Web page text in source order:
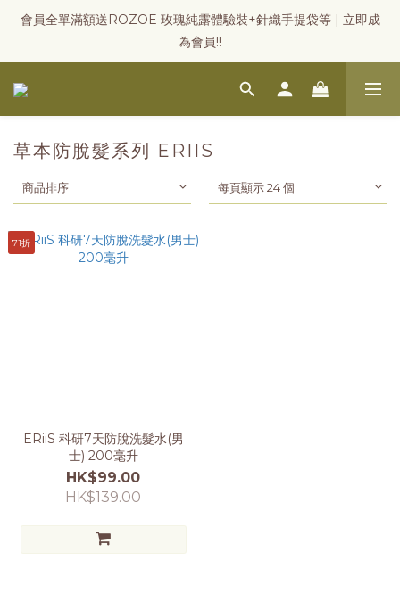
會員全單滿額送ROZOE 玫瑰純露體驗裝+針織手提袋等 | 立即成
為會員!!
草本防脫髮系列 ERIIS
商品排序 每頁顯示 24 個
71折
ERiiS 科研7天防脫洗髮水(男
士) 200毫升
HK$99.00
HK$139.00